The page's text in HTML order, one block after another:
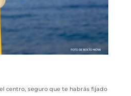
centro, seguro que te habrás fijado